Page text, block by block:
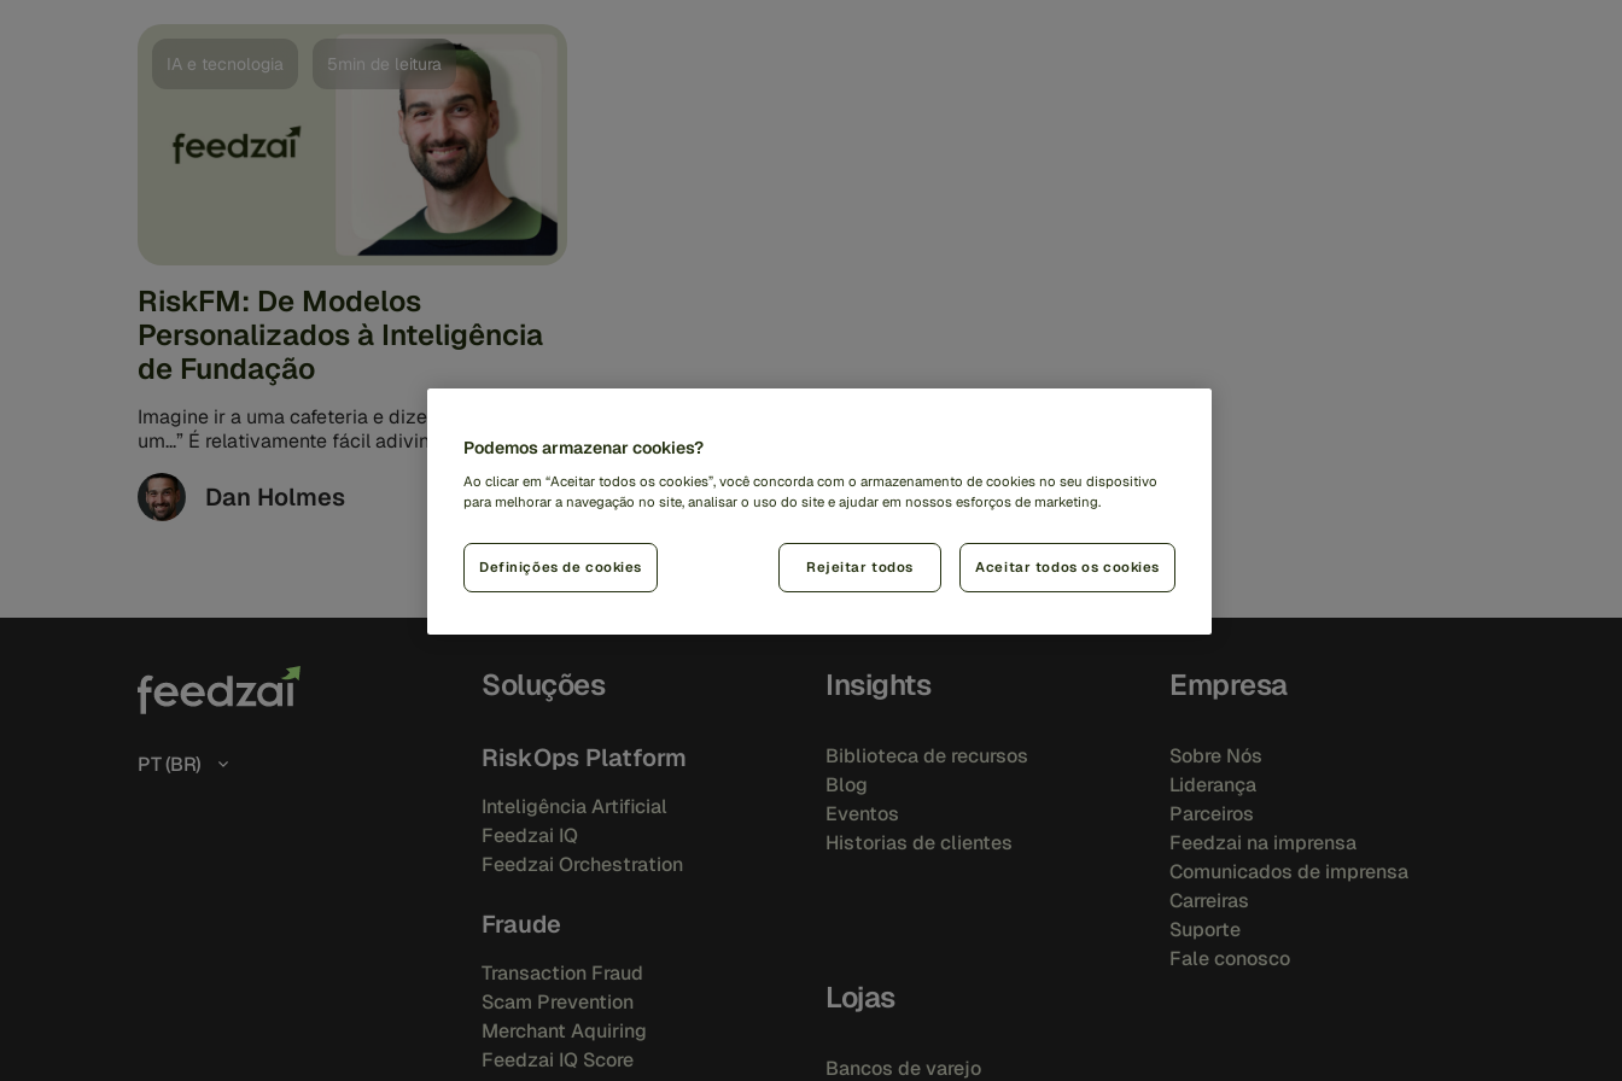
IA e tecnologia 5min de leitura
RiskFM: De Modelos
Personalizados à Inteligência
de Fundação
Imagine ir a uma cafeteria e dizer: “Gostaria de
um...” É relativamente fácil adivinhar o que vem
Dan Holmes
PT (BR)
Soluções
RiskOps Platform
Inteligência Artificial
Feedzai IQ
Feedzai Orchestration
Fraude
Transaction Fraud
Scam Prevention
Merchant Aquiring
Feedzai IQ Score
Insights
Biblioteca de recursos
Blog
Eventos
Historias de clientes
Lojas
Bancos de varejo
Empresa
Sobre Nós
Liderança
Parceiros
Feedzai na imprensa
Comunicados de imprensa
Carreiras
Suporte
Fale conosco
Podemos armazenar cookies?
Ao clicar em “Aceitar todos os cookies”, você concorda com o armazenamento de cookies no seu dispositivo
para melhorar a navegação no site, analisar o uso do site e ajudar em nossos esforços de marketing.
Definições de cookies Rejeitar todos Aceitar todos os cookies